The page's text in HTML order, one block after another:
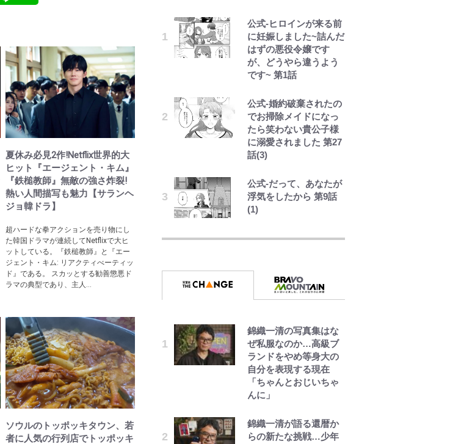
夏休み必見2作!Netflix世界的大
ヒット『エージェント・キム』
『鉄槌教師』無敵の強さ炸裂!
熱い人間描写も魅力【サランヘ
ジョ韓ドラ】
超ハードな拳アクションを売り物にし
た韓国ドラマが連続してNetflixで大ヒ
ットしている。『鉄槌教師』と『エー
ジェント・キム: リアクティべーティッ
ド』である。 スカッとする勧善懲悪ド
ラマの典型であり、主人...
ソウルのトッポッキタウン、若
者に人気の行列店でトッポッキ
｢めーっちゃオシャじゃ
ん｣中田英寿やトッティ
も愛した名門ローマ、
新アウェイユニが大評
判！｢カッコいい｣｢好き
2nd買おうかな｣
｢守り方かっこよすぎ｣
上田綺世が妻の“ワンオ
ペ騒動”に家族写真でア
炎上も収める“神対
応”に新婚の板倉、久
保、長友夫妻も続々エ
公式-ヒロインが来る前
に妊娠しました~詰んだ
はずの悪役令嬢です
が、どうやら違うよう
です~ 第1話
公式-婚約破棄されたの
でお掃除メイドになっ
たら笑わない貴公子様
に溺愛されました 第27
話(3)
公式-だって、あなたが
浮気をしたから 第9話
(1)
ゾ
浅草は日本の心だゾ
ボーちゃんの一途な気
持ちだゾ
錦織一清の写真集はな
ぜ私服なのか…高級ブ
ランドをやめ等身大の
自分を表現する現在
「ちゃんとおじいちゃ
んに」
錦織一清が語る還暦か
らの新たな挑戦…少年